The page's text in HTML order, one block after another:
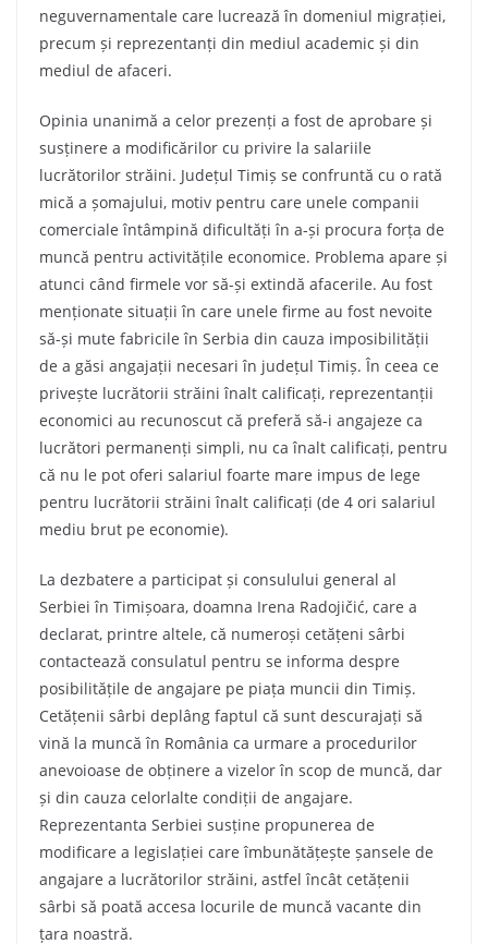
neguvernamentale care lucrează în domeniul migrației,
precum și reprezentanți din mediul academic și din
mediul de afaceri.
Opinia unanimă a celor prezenți a fost de aprobare și
susținere a modificărilor cu privire la salariile
lucrătorilor străini. Județul Timiș se confruntă cu o rată
mică a șomajului, motiv pentru care unele companii
comerciale întâmpină dificultăți în a-și procura forța de
muncă pentru activitățile economice. Problema apare și
atunci când firmele vor să-și extindă afacerile. Au fost
menționate situații în care unele firme au fost nevoite
să-și mute fabricile în Serbia din cauza imposibilității
de a găsi angajații necesari în județul Timiș. În ceea ce
privește lucrătorii străini înalt calificați, reprezentanții
economici au recunoscut că preferă să-i angajeze ca
lucrători permanenți simpli, nu ca înalt calificați, pentru
că nu le pot oferi salariul foarte mare impus de lege
pentru lucrătorii străini înalt calificați (de 4 ori salariul
mediu brut pe economie).
La dezbatere a participat și consulului general al
Serbiei în Timișoara, doamna Irena Radojičić, care a
declarat, printre altele, că numeroși cetățeni sârbi
contactează consulatul pentru se informa despre
posibilitățile de angajare pe piața muncii din Timiș.
Cetățenii sârbi deplâng faptul că sunt descurajați să
vină la muncă în România ca urmare a procedurilor
anevoioase de obținere a vizelor în scop de muncă, dar
și din cauza celorlalte condiții de angajare.
Reprezentanta Serbiei susține propunerea de
modificare a legislației care îmbunătățește șansele de
angajare a lucrătorilor străini, astfel încât cetățenii
sârbi să poată accesa locurile de muncă vacante din
țara noastră.